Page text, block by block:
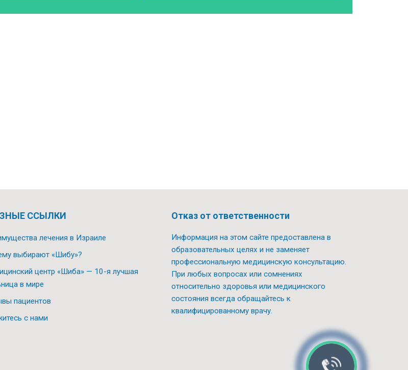
ССЫЛКИ
лечения в Израиле
выбирают «Шибу»?
центр «Шиба» — 10-я лучшая
в мире
пациентов
с нами
Отказ от ответственности
Информация на этом сайте предоставлена в
образовательных целях и не заменяет
профессиональную медицинскую консультацию.
При любых вопросах или сомнениях
относительно здоровья или медицинского
состояния всегда обращайтесь к
квалифицированному врачу.